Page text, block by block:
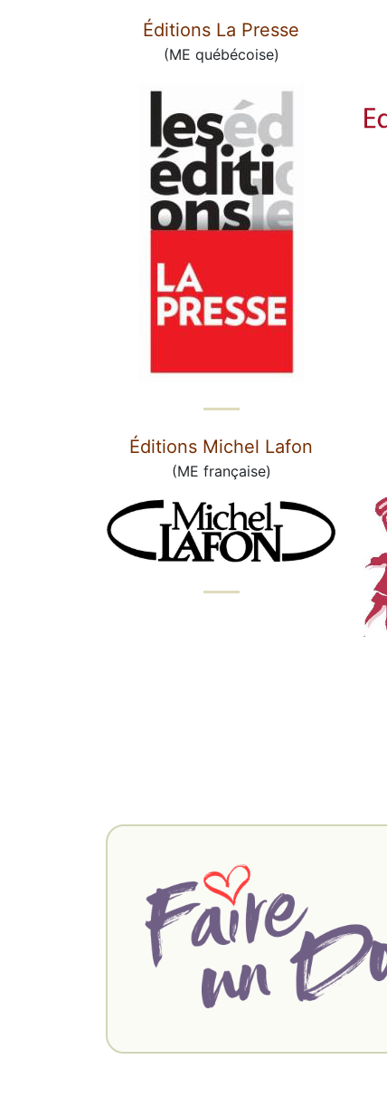
Éditions La Presse
(ME québécoise)
Éditions Michel Lafon
(ME française)